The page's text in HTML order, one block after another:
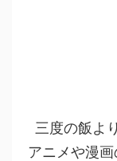
三度の飯よ
アニメや漫